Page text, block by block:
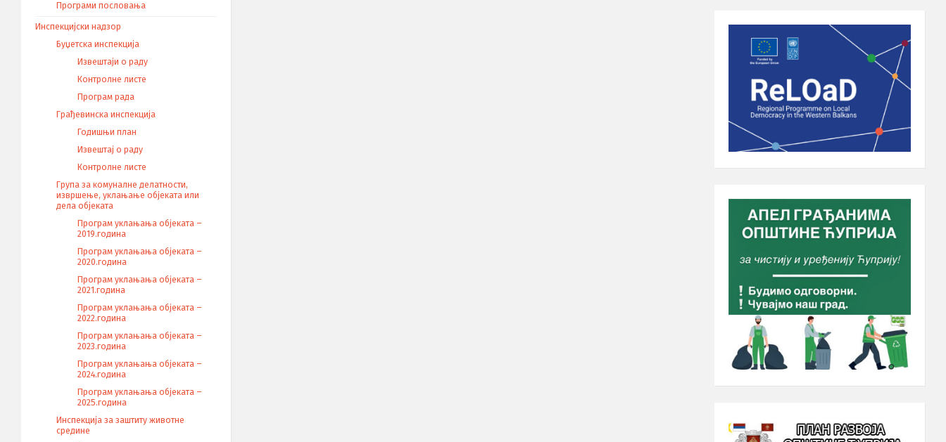
Програми пословања
Инспекцијски надзор
Буџетска инспекција
Извештаји о раду
Контролне листе
Програм рада
Грађевинска инспекција
Годишњи план
Извештај о раду
Контролне листе
Група за комуналне делатности,
извршење, уклањање објеката или
дела објеката
Програм уклањања објеката –
2019.година
Програм уклањања објеката –
2020.година
Програм уклањања објеката –
2021.година
Програм уклањања објеката –
2022.година
Програм уклањања објеката –
2023.година
Програм уклањања објеката –
2024.година
Програм уклањања објеката –
2025.година
Инспекција за заштиту животне
средине